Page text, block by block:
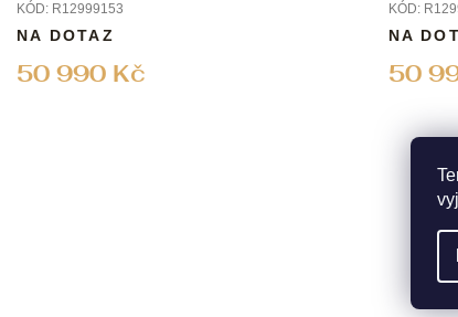
KÓD: R12999153
50 990 Kč
NA DOTAZ
KÓD:
50
NA